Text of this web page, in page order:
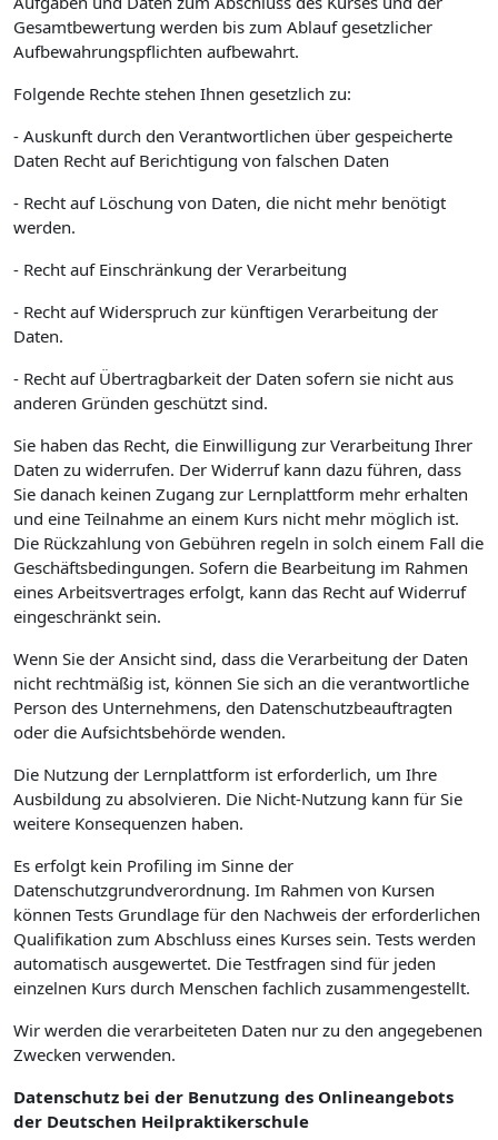
Gesamtbewertung werden bis zum Ablauf gesetzlicher
Aufbewahrungspflichten aufbewahrt.
Folgende Rechte stehen Ihnen gesetzlich zu:
- Auskunft durch den Verantwortlichen über gespeicherte
Daten Recht auf Berichtigung von falschen Daten
- Recht auf Löschung von Daten, die nicht mehr benötigt
werden.
- Recht auf Einschränkung der Verarbeitung
- Recht auf Widerspruch zur künftigen Verarbeitung der
Daten.
- Recht auf Übertragbarkeit der Daten sofern sie nicht aus
anderen Gründen geschützt sind.
Sie haben das Recht, die Einwilligung zur Verarbeitung Ihrer
Daten zu widerrufen. Der Widerruf kann dazu führen, dass
Sie danach keinen Zugang zur Lernplattform mehr erhalten
und eine Teilnahme an einem Kurs nicht mehr möglich ist.
Die Rückzahlung von Gebühren regeln in solch einem Fall die
Geschäftsbedingungen. Sofern die Bearbeitung im Rahmen
eines Arbeitsvertrages erfolgt, kann das Recht auf Widerruf
eingeschränkt sein.
Wenn Sie der Ansicht sind, dass die Verarbeitung der Daten
nicht rechtmäßig ist, können Sie sich an die verantwortliche
Person des Unternehmens, den Datenschutzbeauftragten
oder die Aufsichtsbehörde wenden.
Die Nutzung der Lernplattform ist erforderlich, um Ihre
Ausbildung zu absolvieren. Die Nicht-Nutzung kann für Sie
weitere Konsequenzen haben.
Es erfolgt kein Profiling im Sinne der
Datenschutzgrundverordnung. Im Rahmen von Kursen
können Tests Grundlage für den Nachweis der erforderlichen
Qualifikation zum Abschluss eines Kurses sein. Tests werden
automatisch ausgewertet. Die Testfragen sind für jeden
einzelnen Kurs durch Menschen fachlich zusammengestellt.
Wir werden die verarbeiteten Daten nur zu den angegebenen
Zwecken verwenden.
Datenschutz bei der Benutzung des Onlineangebots
der Deutschen Heilpraktikerschule